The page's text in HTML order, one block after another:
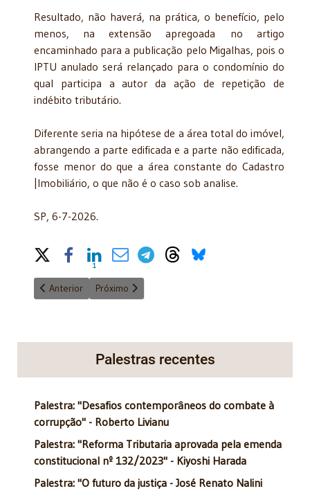
Resultado, não haverá, na prática, o benefício, pelo
menos, na extensão apregoada no artigo
encaminhado para a publicação pelo Migalhas, pois o
IPTU anulado será relançado para o condomínio do
qual participa a autor da ação de repetição de
indébito tributário.
Diferente seria na hipótese de a área total do imóvel,
abrangendo a parte edificada e a parte não edificada,
fosse menor do que a área constante do Cadastro
|Imobiliário, o que não é o caso sob analise.
SP, 6-7-2026.
Share on Social Media
1Share Count on Linkedin
Artigo anterior: 5X2 ou 6X1 – Emenda ou Lei?
Anterior Próximo artigo: Universidade pública: Para que?...
Próximo
Palestras recentes
Palestra: "Desafios contemporâneos do combate à
corrupção" - Roberto Livianu
Palestra: "Reforma Tributaria aprovada pela emenda
constitucional nº 132/2023" - Kiyoshi Harada
Palestra: "O futuro da justiça - José Renato Nalini